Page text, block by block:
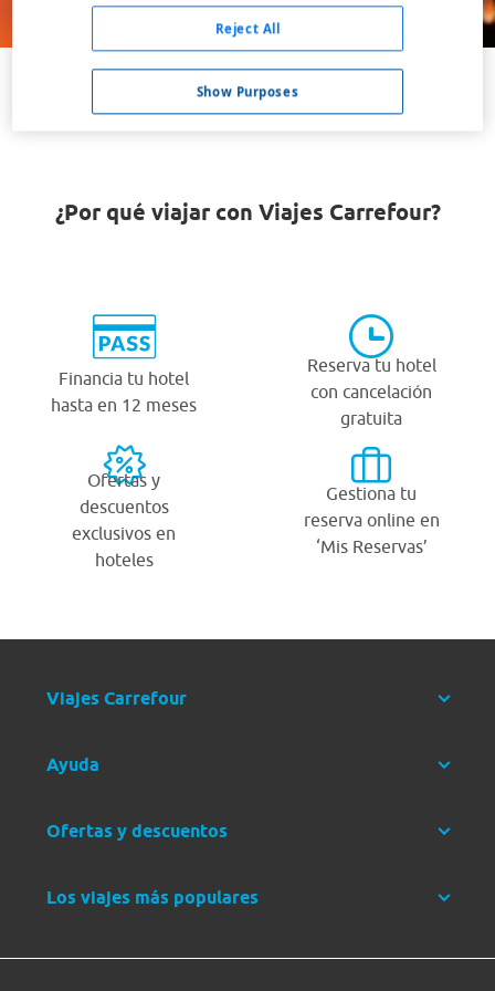
Buscar
VER TODOS LOS HOTELES BARATOS EN HALIBURTON
¿Por qué viajar con Viajes Carrefour?
Financia tu hotel
hasta en 12 meses
Reserva tu hotel
con cancelación
gratuita
Ofertas y
descuentos
exclusivos en
hoteles
Gestiona tu
reserva online en
‘Mis Reservas’
Viajes Carrefour
Ayuda
Ofertas y descuentos
Los viajes más populares
Show Purposes
Reject All